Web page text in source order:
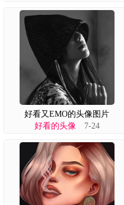
好看又EMO的头像图片
好看的头像7-24